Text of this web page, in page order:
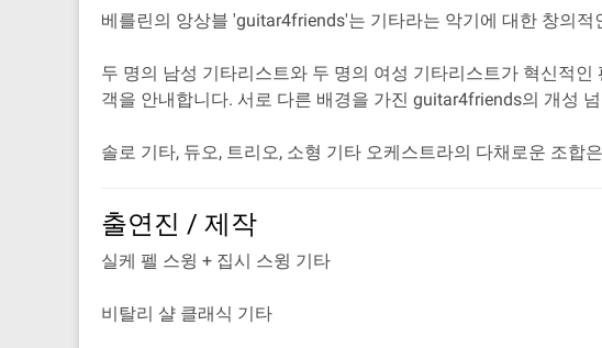
베를린의 앙상블 'guitar4friends'는 기타라는 악기에 대한 창의적
두 명의 남성 기타리스트와 두 명의 여성 기타리스트가 혁신적
객을 안내합니다. 서로 다른 배경을 가진 guitar4friends의 개성
솔로 기타, 듀오, 트리오, 소형 기타 오케스트라의 다채로운 조
출연진 / 제작
실케 펠 스윙 + 집시 스윙 기타
비탈리 샬 클래식 기타